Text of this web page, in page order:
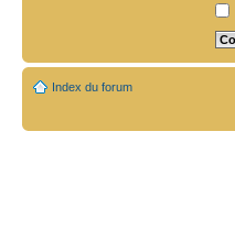
Index du forum